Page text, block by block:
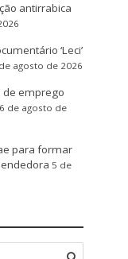
antirrabica
‘Leci’
agosto de 2026
de emprego
6 de agosto de
para formar
5 de